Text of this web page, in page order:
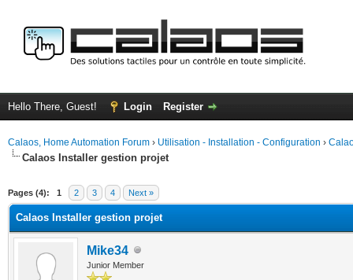
Hello There, Guest! Login Register
Calaos, Home Automation Forum › Utilisation - Installation - Configuration ›
Calaos Installer gestion projet
Pages (4): 1 2 3 4 Next »
Calaos Installer gestion projet
Mike34
Junior Member